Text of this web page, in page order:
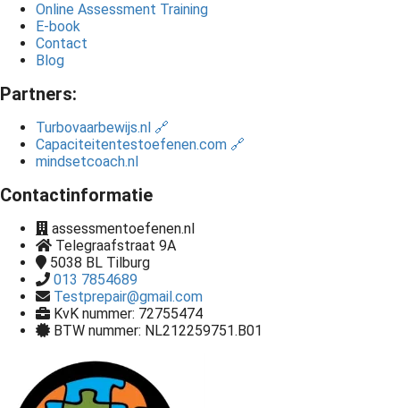
Online Assessment Training
E-book
Contact
Blog
Partners:
Turbovaarbewijs.nl 🔗
Capaciteitentestoefenen.com 🔗
mindsetcoach.nl
Contactinformatie
assessmentoefenen.nl
Telegraafstraat 9A
5038 BL Tilburg
013 7854689
Testprepair@gmail.com
KvK nummer: 72755474
BTW nummer: NL212259751.B01